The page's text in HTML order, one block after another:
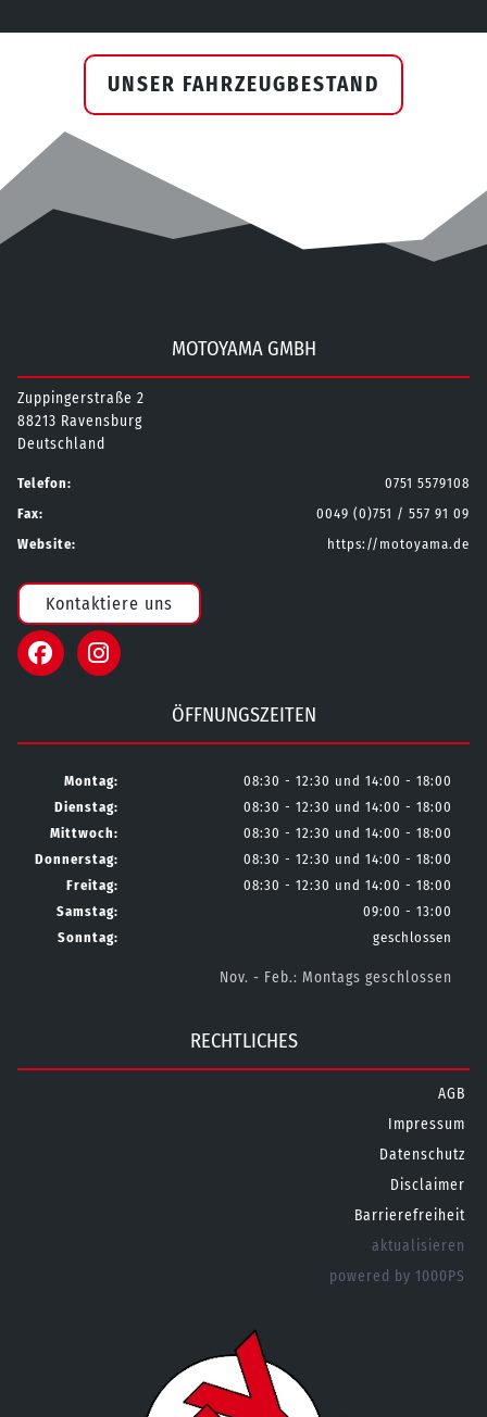
UNSER FAHRZEUGBESTAND
MOTOYAMA GMBH
Zuppingerstraße 2
88213 Ravensburg
Deutschland
Telefon:
0751 5579108
Fax:
0049 (0)751 / 557 91 09
Website:
https://motoyama.de
Kontaktiere uns
ÖFFNUNGSZEITEN
Montag:
08:30 - 12:30 und 14:00 - 18:00
Dienstag:
08:30 - 12:30 und 14:00 - 18:00
Mittwoch:
08:30 - 12:30 und 14:00 - 18:00
Donnerstag:
08:30 - 12:30 und 14:00 - 18:00
Freitag:
08:30 - 12:30 und 14:00 - 18:00
Samstag:
09:00 - 13:00
Sonntag:
geschlossen
Nov. - Feb.: Montags geschlossen
RECHTLICHES
AGB
Impressum
Datenschutz
Disclaimer
Barrierefreiheit
aktualisieren
powered by 1000PS